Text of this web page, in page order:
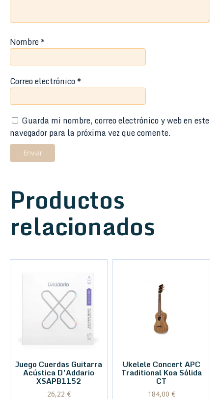
Nombre*
Correo electrónico*
Guarda mi nombre, correo electrónico y web en este
navegador para la próxima vez que comente.
Productos
relacionados
Juego Cuerdas Guitarra
Acústica D’Addario
XSAPB1152
26,22 €
Ukelele Concert APC
Traditional Koa Sólida
CT
184,00 €